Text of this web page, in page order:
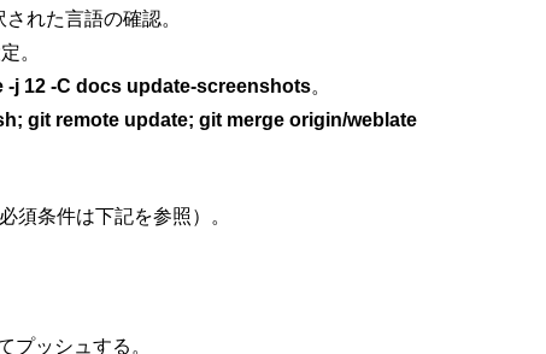
れた言語の確認。
。
-j 12 -C docs update-screenshots。
git remote update; git merge origin/weblate
須条件は下記を参照）。
プッシュする。